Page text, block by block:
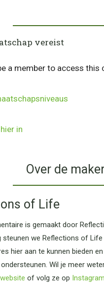
vereist
a member to access this
in
Over de
of Life
is gemaakt door
steunen we Reflections of
hier aan te kunnen bieden
Wil je meer
of volg ze op Instagram